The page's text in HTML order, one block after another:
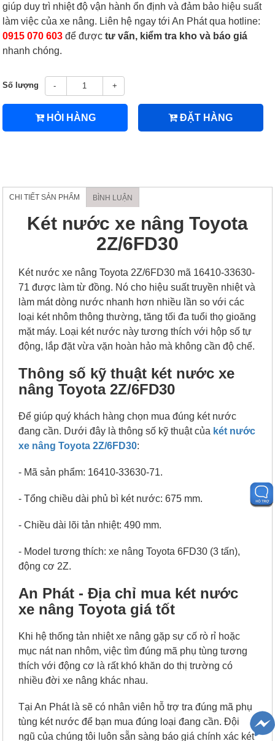
giúp duy trì nhiệt độ vận hành ổn định và đảm bảo hiệu suất
làm việc của xe nâng. Liên hệ ngay tới An Phát qua hotline:
0915 070 603 để đượctư vấn, kiểm tra kho và báo giá
nhanh chóng.
Số lượng - +
HỎI HÀNG ĐẶT HÀNG
CHI TIẾT SẢN PHẨM BÌNH LUẬN
Két nước xe nâng Toyota
2Z/6FD30
Két nước xe nâng Toyota 2Z/6FD30 mã 16410-33630-
71 được làm từ đồng. Nó cho hiệu suất truyền nhiệt và
làm mát dòng nước nhanh hơn nhiều lần so với các
loại két nhôm thông thường, tăng tối đa tuổi thọ gioăng
mặt máy. Loại két nước này tương thích với hộp số tự
động, lắp đặt vừa vặn hoàn hảo mà không cần độ chế.
Thông số kỹ thuật két nước xe
nâng Toyota 2Z/6FD30
Để giúp quý khách hàng chọn mua đúng két nước
đang cần. Dưới đây là thông số kỹ thuật của két nước
xe nâng Toyota 2Z/6FD30:
- Mã sản phẩm: 16410-33630-71.
- Tổng chiều dài phủ bì két nước: 675 mm.
- Chiều dài lõi tản nhiệt: 490 mm.
- Model tương thích: xe nâng Toyota 6FD30 (3 tấn),
động cơ 2Z.
An Phát - Địa chỉ mua két nước
xe nâng Toyota giá tốt
Khi hệ thống tản nhiệt xe nâng gặp sự cố rò rỉ hoặc
mục nát nan nhôm, việc tìm đúng mã phụ tùng tương
thích với động cơ là rất khó khăn do thị trường có
nhiều đời xe nâng khác nhau.
Tại An Phát là sẽ có nhân viên hỗ trợ tra đúng mã phụ
tùng két nước để bạn mua đúng loại đang cần. Đội
ngũ của chúng tôi luôn sẵn sàng báo giá chính xác két